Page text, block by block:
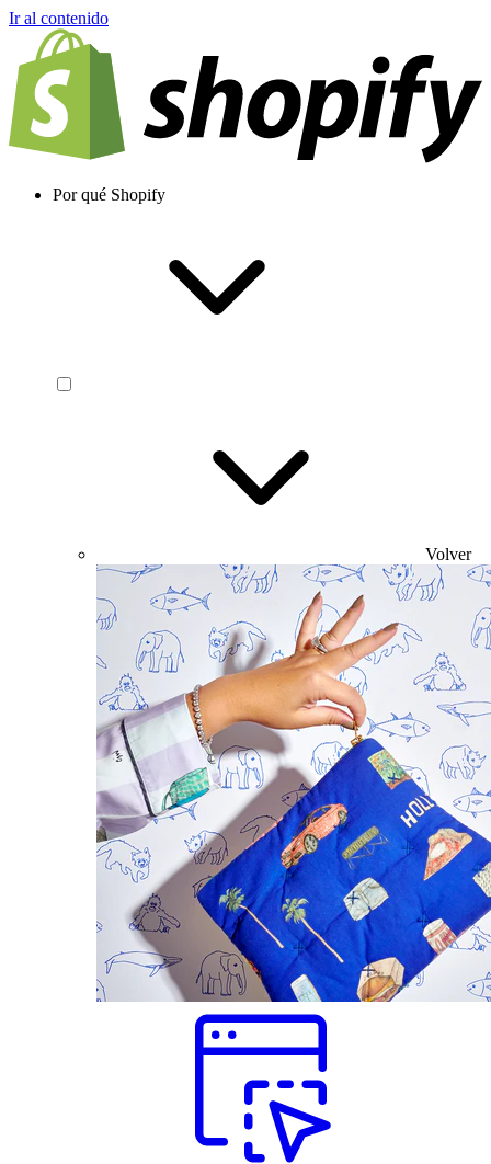
Ir al contenido
Por qué Shopify
Volver